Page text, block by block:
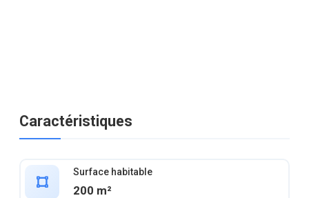
Caractéristiques
Surface habitable
200 m²